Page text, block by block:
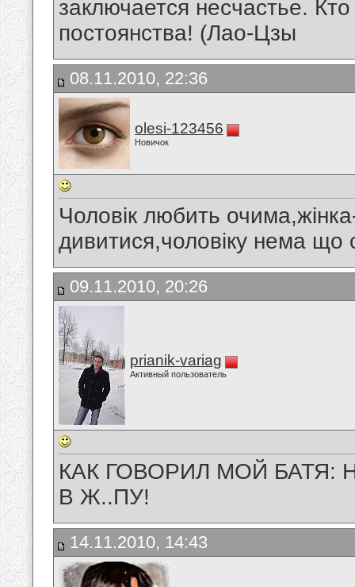
заключается несчастье.
постоянства! (Лао-Цзы
08.11.2010, 22:36
olesi-123456
Новичок
Чоловік любить
дивитися,чоловіку нема що
09.11.2010, 20:26
prianik-variag
Активный пользователь
КАК ГОВОРИЛ МОЙ БАТЯ:
В Ж..ПУ!
14.11.2010, 14:43